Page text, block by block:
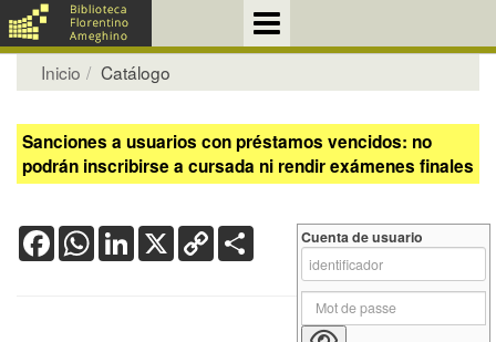
Inicio Catálogo
Sanciones a usuarios con préstamos vencidos: no
podrán inscribirse a cursada ni rendir exámenes finales
FacebookWhatsApp
LinkedIn
X Copy
Link
Cuenta de usuario